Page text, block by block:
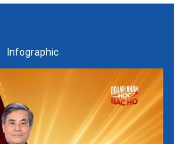
Infographic